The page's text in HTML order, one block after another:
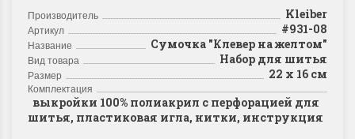
Производитель Kleiber
Артикул #931-08
Название Сумочка "Клевер на желтом"
Вид товара Набор для шитья
Размер 22 х 16 см
Комплектация
выкройки 100% полиакрил с перфорацией для
шитья, пластиковая игла, нитки, инструкция